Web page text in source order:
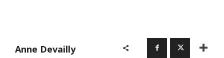
Anne Devailly